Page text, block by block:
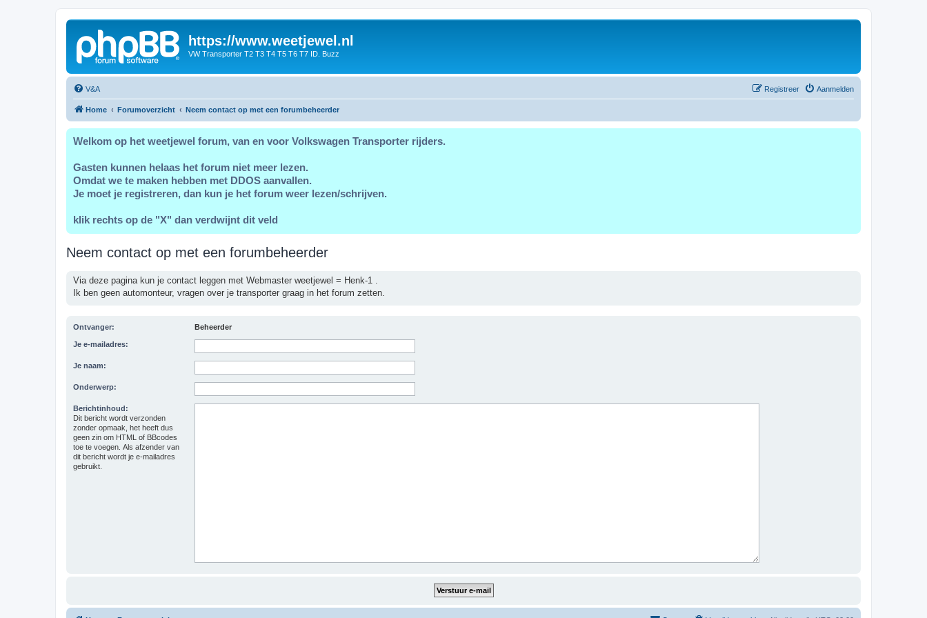
https://www.weetjewel.nl
VW Transporter T2 T3 T4 T5 T6 T7 ID. Buzz
V&A Aanmelden
Registreer
Home Forumoverzicht Neem contact op met een forumbeheerder
Welkom op het weetjewel forum, van en voor Volkswagen Transporter rijders.
Gasten kunnen helaas het forum niet meer lezen.
Omdat we te maken hebben met DDOS aanvallen.
Je moet je registreren, dan kun je het forum weer lezen/schrijven.
klik rechts op de "X" dan verdwijnt dit veld
Neem contact op met een forumbeheerder
Via deze pagina kun je contact leggen met Webmaster weetjewel = Henk-1 .
Ik ben geen automonteur, vragen over je transporter graag in het forum zetten.
Ontvanger: Beheerder
Je e-mailadres:
Je naam:
Onderwerp:
Berichtinhoud:
Dit bericht wordt verzonden
zonder opmaak, het heeft dus
geen zin om HTML of BBcodes
toe te voegen. Als afzender van
dit bericht wordt je e-mailadres
gebruikt.